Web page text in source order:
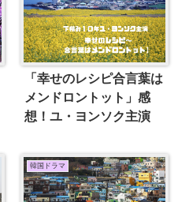
「幸せのレシピ合言葉は
メンドロントット」感
想！ユ・ヨンソク主演
韓国ドラマ